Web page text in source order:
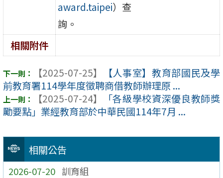
相關公告
2026-07-20 訓育組
award.taipei）查
詢。
相關附件
【2025-07-25】
【人事室】教育部國民及學
前教育署114學年度徵聘商借教師辦理原 ...
【2025-07-24】
「各級學校資深優良教師獎
勵要點」業經教育部於中華民國114年7月 ...